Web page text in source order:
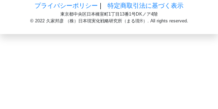
プライバシーポリシー 特定商取引法に基づく表示
東京都中央区日本橋室町1丁目13番1号DKノア4階
© 2022 久家邦彦 （株）日本現実化戦略研究所（まる現®）. All rights reserved.